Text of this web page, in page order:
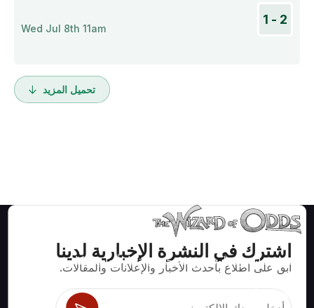
2 - 1
Wed Jul 8th 11am
تحميل المزيد
اشترك في النشرة الإخبارية لدينا
ابق على اطلاع بأحدث الأخبار والإعلانات والمقالات.
استراتيجيات ومعلومات صحيحة رياضيا لألعاب الكازينو مثل
البلاك جاك وكرابس والروليت ومئات الألعاب الأخرى التي
يمكن لعبها.